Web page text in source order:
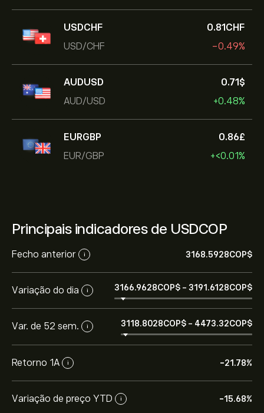
USDCHF
USD/CHF
0.81‎CHF‎
-0.49%
AUDUSD
AUD/USD
0.71‎$‎
+0.48%
EURGBP
EUR/GBP
0.86‎£‎
+‎<‎0.01%
Principais indicadores de USDCOP
Fecho anterior i 3168.5928‎COP$‎
Variação do dia i 3166.9628‎COP$‎ - 3191.6128‎COP$‎
Var. de 52 sem. i 3118.8028‎COP$‎ - 4473.32‎COP$‎
Retorno 1A i -21.78%
Variação de preço YTD i -15.68%